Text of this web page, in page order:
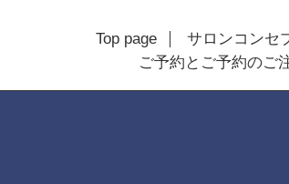
Top page サロンコンセ
ご予約とご予約のご